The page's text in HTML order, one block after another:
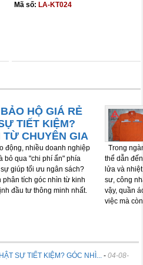
Mã số: LA-KT024
HỘ GIÁ RẺ
TIẾT KIỆM?
TỪ CHUYÊN GIA
động, nhiều doanh nghiệp
bỏ qua "chi phí ẩn" phía
giúp tối ưu ngân sách?
phân tích góc nhìn từ kinh
đầu tư thông minh nhất.
Trong
thể dẫn
lửa và
sư, công
vậy, quần
việc mà
SỰ TIẾT KIỆM? GÓC NHÌ... - 04-08-